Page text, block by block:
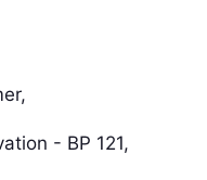
- BP 121,